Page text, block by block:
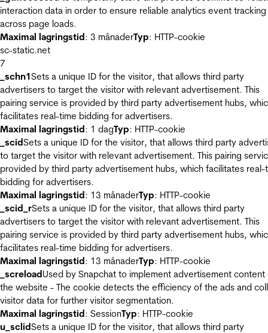
interaction data in order to ensure reliable analytics event tracking
across page loads.
Maximal lagringstid: 3 månaderTyp: HTTP-cookie
sc-static.net
7
_schn1Sets a unique ID for the visitor, that allows third party
advertisers to target the visitor with relevant advertisement. This
pairing service is provided by third party advertisement hubs,
facilitates real-time bidding for advertisers.
Maximal lagringstid: 1 dagTyp: HTTP-cookie
_scidSets a unique ID for the visitor, that allows third party
to target the visitor with relevant advertisement. This pairing
provided by third party advertisement hubs, which facilitates real-
bidding for advertisers.
Maximal lagringstid: 13 månaderTyp: HTTP-cookie
_scid_rSets a unique ID for the visitor, that allows third party
advertisers to target the visitor with relevant advertisement. This
pairing service is provided by third party advertisement hubs,
facilitates real-time bidding for advertisers.
Maximal lagringstid: 13 månaderTyp: HTTP-cookie
_screloadUsed by Snapchat to implement advertisement content
the website - The cookie detects the efficiency of the ads and
visitor data for further visitor segmentation.
Maximal lagringstid: SessionTyp: HTTP-cookie
u_sclidSets a unique ID for the visitor, that allows third party